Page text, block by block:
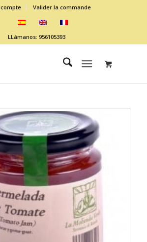
Valider la commande
LLámanos: 956105393